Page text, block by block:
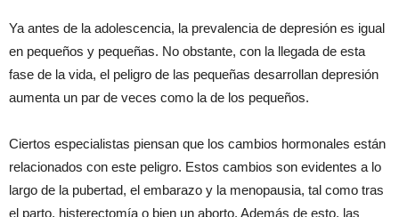
Ya antes de la adolescencia, la prevalencia de depresión es igual
en pequeños y pequeñas. No obstante, con la llegada de esta
fase de la vida, el peligro de las pequeñas desarrollan depresión
aumenta un par de veces como la de los pequeños.
Ciertos especialistas piensan que los cambios hormonales están
relacionados con este peligro. Estos cambios son evidentes a lo
largo de la pubertad, el embarazo y la menopausia, tal como tras
el parto, histerectomía o bien un aborto. Además de esto, las